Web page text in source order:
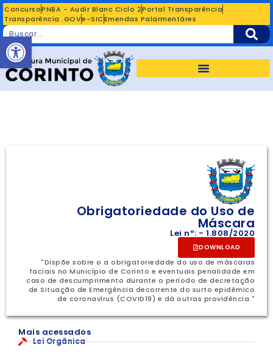
ConcursoPNBA - Audir Blanc Ciclo 2Portal Transparência
Transparência .GOVe-SICEmendas Palarmentáres
Obrigatoriedade do Uso de
Máscara
Lei nº: - 1.808/2020
DOWNLOAD
"Dispõe sobre o a obrigatoriedade do uso de máscaras
faciais no Município de Corinto e eventuais penalidade em
caso de descumprimento durante o período de decretação
de Situação de Emergência decorrente do surto epidêmico
de coronavírus (COVID19) e dá outras providência."
Mais acessados
Lei Orgânica
Abrir a barra de ferramentas